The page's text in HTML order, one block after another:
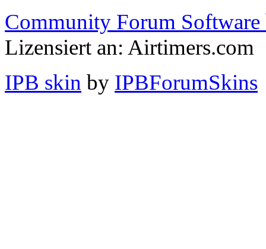
Community Forum Software
Lizensiert an: Airtimers.com
IPB skin by IPBForumSkins